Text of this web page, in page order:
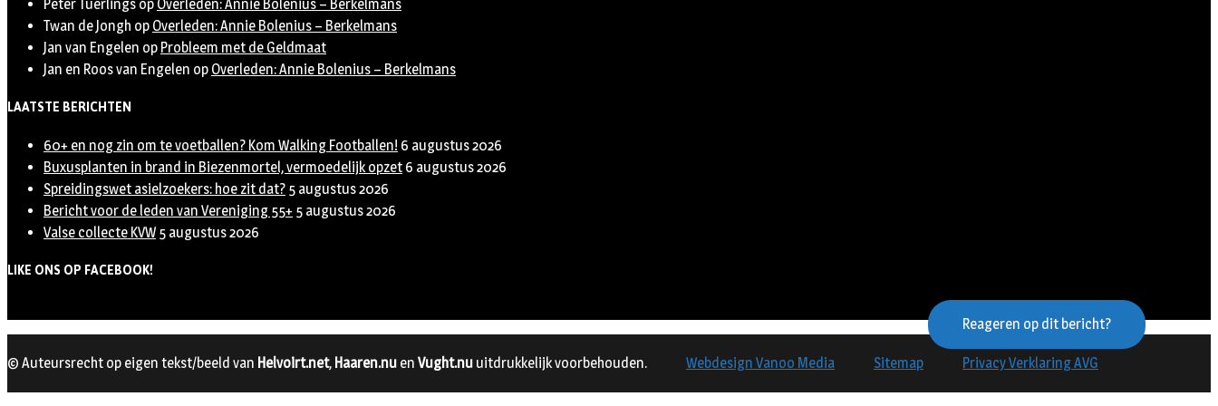
Peter Tuerlings op Overleden: Annie Bolenius – Berkelmans
Twan de Jongh op Overleden: Annie Bolenius – Berkelmans
Jan van Engelen op Probleem met de Geldmaat
Jan en Roos van Engelen op Overleden: Annie Bolenius – Berkelmans
LAATSTE BERICHTEN
60+ en nog zin om te voetballen? Kom Walking Footballen! 6 augustus 2026
Buxusplanten in brand in Biezenmortel, vermoedelijk opzet 6 augustus 2026
Spreidingswet asielzoekers: hoe zit dat? 5 augustus 2026
Bericht voor de leden van Vereniging 55+ 5 augustus 2026
Valse collecte KVW 5 augustus 2026
LIKE ONS OP FACEBOOK!
Reageren op dit bericht?
© Auteursrecht op eigen tekst/beeld van Helvoirt.net, Haaren.nu en Vught.nu uitdrukkelijk voorbehouden. Webdesign Vanoo Media Sitemap Privacy Verklaring AVG